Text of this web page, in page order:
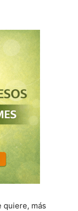
quiere, más